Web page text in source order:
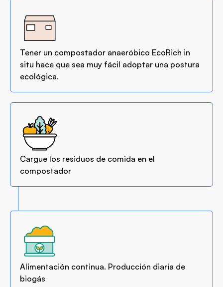
Tener un compostador anaeróbico EcoRich in
situ hace que sea muy fácil adoptar una postura
ecológica.
Cargue los residuos de comida en el
compostador
Alimentación continua. Producción diaria de
biogás